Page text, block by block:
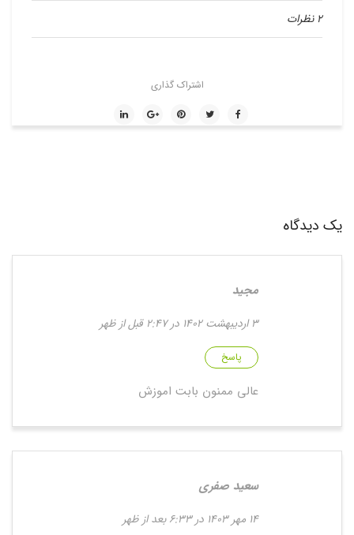
2 نظرات
اشتراک گذاری
یک دیدگاه
مجید
3 اردیبهشت 1402 در 2:47 قبل از ظهر
پاسخ
عالی ممنون بابت اموزش
سعید صفری
14 مهر 1403 در 6:33 بعد از ظهر